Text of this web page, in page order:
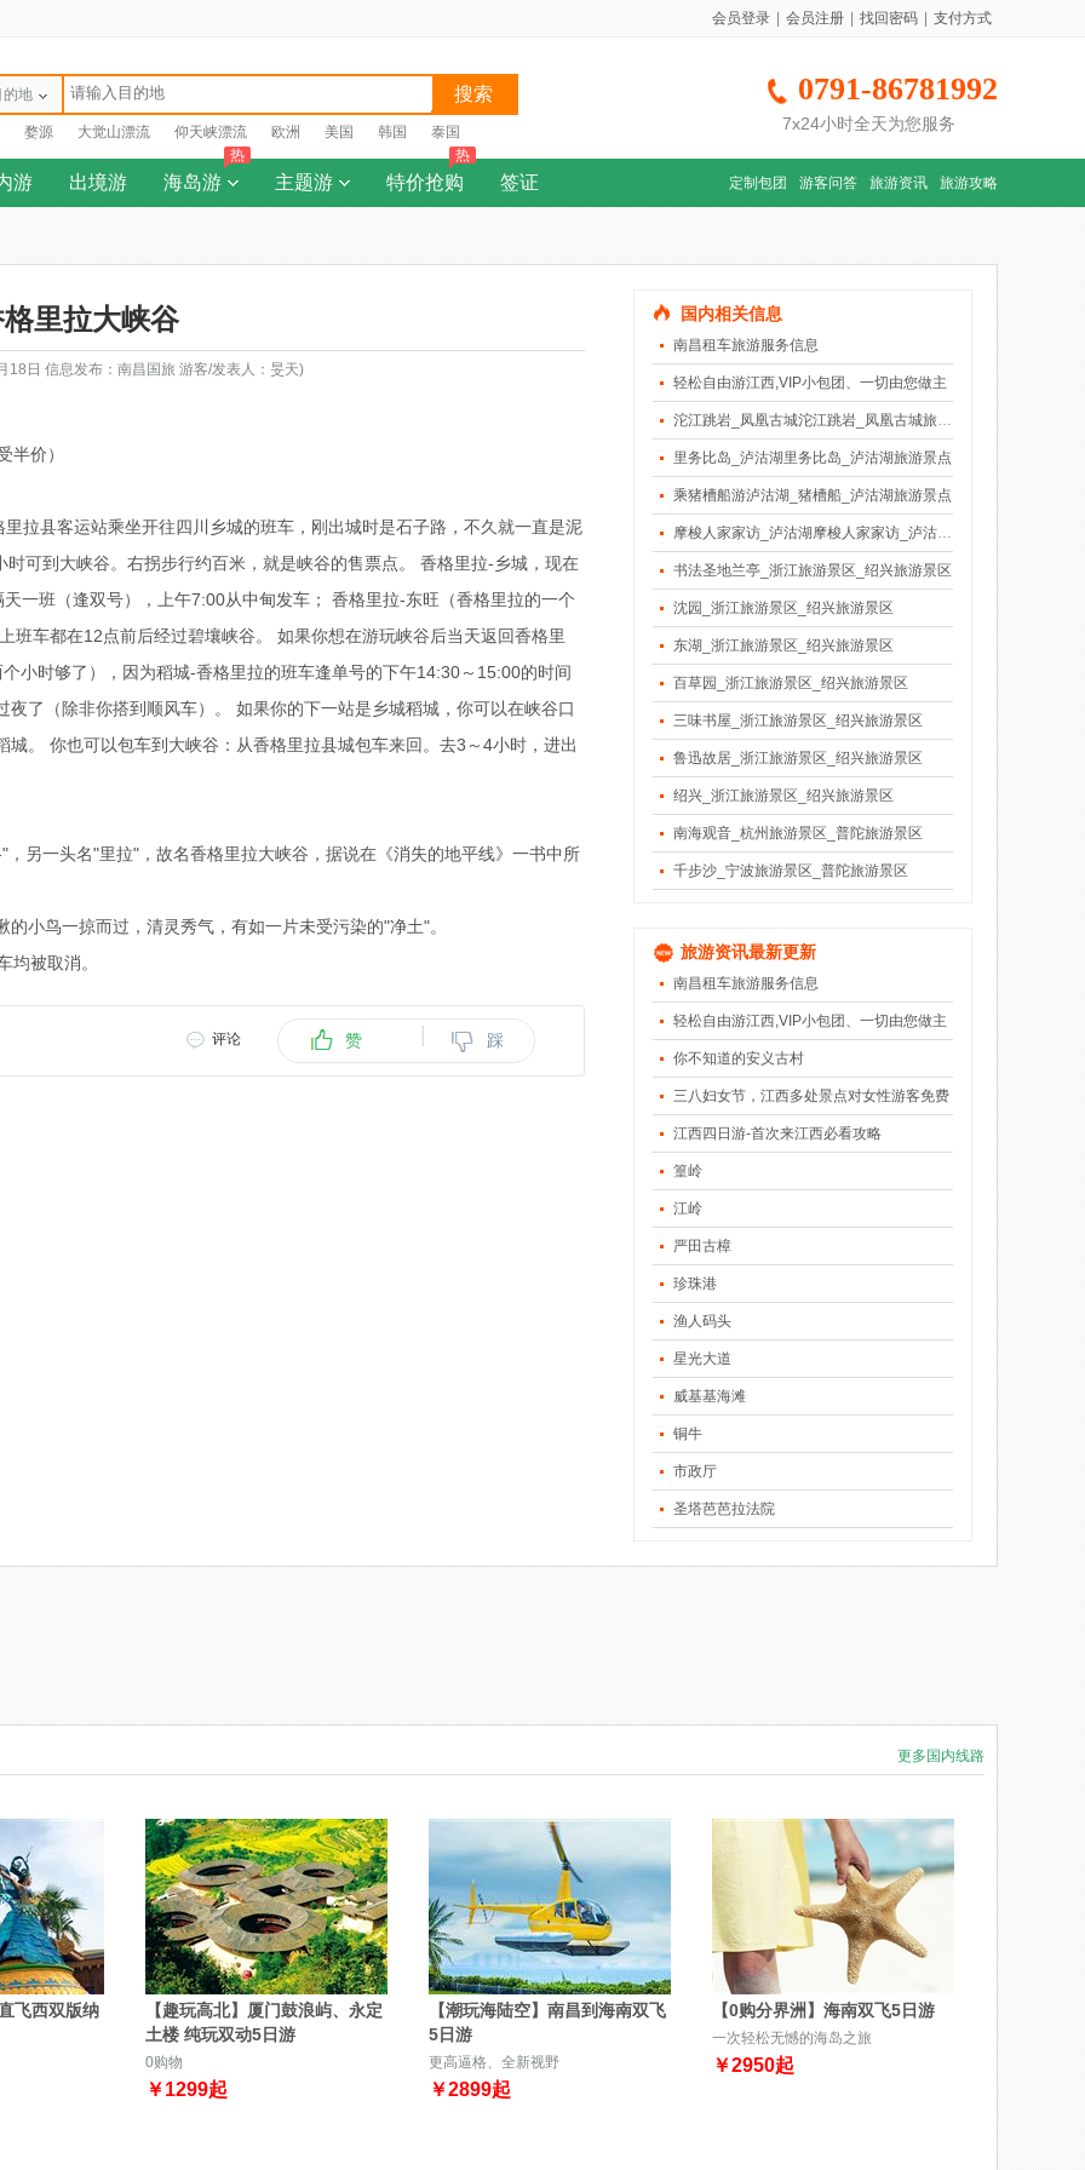
会员登录 会员注册 找回密码 支付方式
的地 搜索
婺源 大觉山漂流 仰天峡漂流 欧洲 美国 韩国 泰国
0791-86781992
7x24小时全天为您服务
游 出境游 海岛游
热
主题游 特价抢购
热
签证 定制包团 游客问答 旅游资讯 旅游攻略
里拉大峡谷
18日 信息发布：南昌国旅 游客/发表人：旻天)
半价）
拉县客运站乘坐开往四川乡城的班车，刚出城时是石子路，不久就一直是泥
可到大峡谷。右拐步行约百米，就是峡谷的售票点。 香格里拉-乡城，现在
一班（逢双号），上午7:00从中甸发车； 香格里拉-东旺（香格里拉的一个
班车都在12点前后经过碧壤峡谷。 如果你想在游玩峡谷后当天返回香格里
小时够了），因为稻城-香格里拉的班车逢单号的下午14:30～15:00的时间
了（除非你搭到顺风车）。 如果你的下一站是乡城稻城，你可以在峡谷口
。 你也可以包车到大峡谷：从香格里拉县城包车来回。去3～4小时，进出
另一头名"里拉"，故名香格里拉大峡谷，据说在《消失的地平线》一书中所
小鸟一掠而过，清灵秀气，有如一片未受污染的"净土"。
均被取消。
赞 踩
评论
国内相关信息
南昌租车旅游服务信息
轻松自由游江西,VIP小包团、一切由您做主
沱江跳岩_凤凰古城沱江跳岩_凤凰古城旅游景点
里务比岛_泸沽湖里务比岛_泸沽湖旅游景点
乘猪槽船游泸沽湖_猪槽船_泸沽湖旅游景点
摩梭人家家访_泸沽湖摩梭人家家访_泸沽湖旅游景点
书法圣地兰亭_浙江旅游景区_绍兴旅游景区
沈园_浙江旅游景区_绍兴旅游景区
东湖_浙江旅游景区_绍兴旅游景区
百草园_浙江旅游景区_绍兴旅游景区
三味书屋_浙江旅游景区_绍兴旅游景区
鲁迅故居_浙江旅游景区_绍兴旅游景区
绍兴_浙江旅游景区_绍兴旅游景区
南海观音_杭州旅游景区_普陀旅游景区
千步沙_宁波旅游景区_普陀旅游景区
旅游资讯最新更新
南昌租车旅游服务信息
轻松自由游江西,VIP小包团、一切由您做主
你不知道的安义古村
三八妇女节，江西多处景点对女性游客免费
江西四日游-首次来江西必看攻略
篁岭
江岭
严田古樟
珍珠港
渔人码头
星光大道
威基基海滩
铜牛
市政厅
圣塔芭芭拉法院
更多国内线路
飞西双版纳
【趣玩高北】厦门鼓浪屿、永定
土楼 纯玩双动5日游
0购物
￥1299起
【潮玩海陆空】南昌到海南双飞
5日游
更高逼格、全新视野
￥2899起
【0购分界洲】海南双飞5日游
一次轻松无憾的海岛之旅
￥2950起